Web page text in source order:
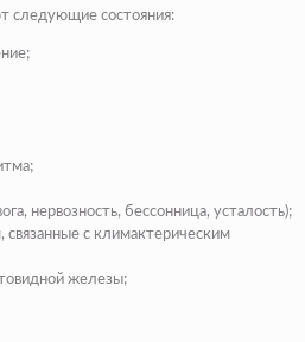
следующие состояния:
нервозность, бессонница, усталость);
с климактерическим
железы;